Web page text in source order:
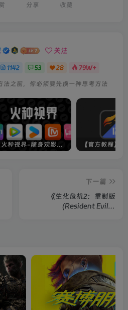
分享 收藏
关注
1142 53 28 79W+
法之前，你必须要先换一种思考方法
火种视界-随身观影神器（完美适配手机端）
下一篇
《生化危机2：重制版
(Resident Evil 2: